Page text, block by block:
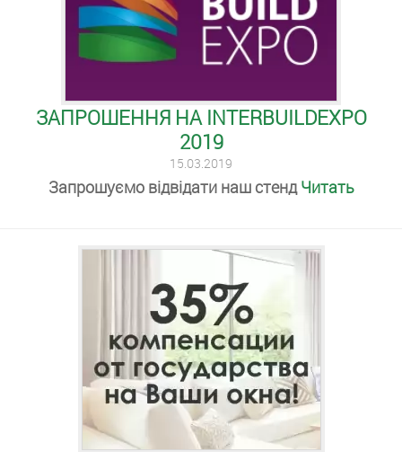
ЗАПРОШЕННЯ НА INTERBUILDEXPO
2019
15.03.2019
Запрошуємо відвідати наш стендЧитать